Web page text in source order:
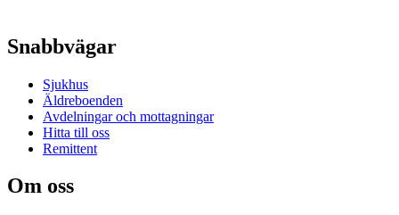
Snabbvägar
Sjukhus
Äldreboenden
Avdelningar och mottagningar
Hitta till oss
Remittent
Om oss